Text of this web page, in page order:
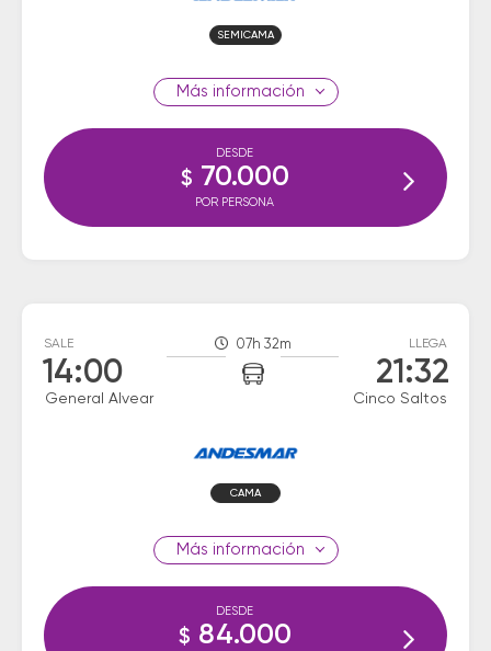
SEMICAMA
información
DESDE
$ 70.000
POR PERSONA
SALE
14:00
General Alvear
07h 32m LLEGA
21:32
Cinco Saltos
CAMA
información
DESDE
$ 84.000